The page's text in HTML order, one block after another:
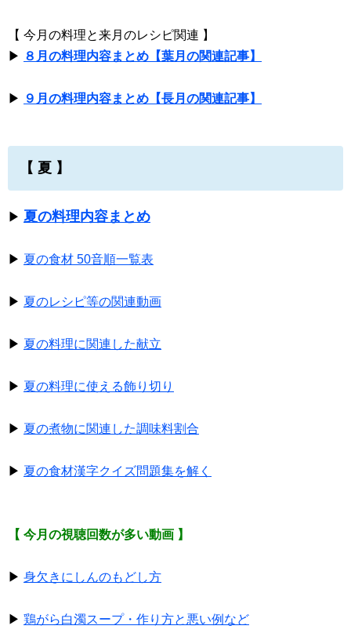
【 今月の料理と来月のレシピ関連 】
▶ ８月の料理内容まとめ【葉月の関連記事】
▶ ９月の料理内容まとめ【長月の関連記事】
【 夏 】
▶ 夏の料理内容まとめ
▶ 夏の食材 50音順一覧表
▶ 夏のレシピ等の関連動画
▶ 夏の料理に関連した献立
▶ 夏の料理に使える飾り切り
▶ 夏の煮物に関連した調味料割合
▶ 夏の食材漢字クイズ問題集を解く
【 今月の視聴回数が多い動画 】
▶ 身欠きにしんのもどし方
▶ 鶏がら白濁スープ・作り方と悪い例など